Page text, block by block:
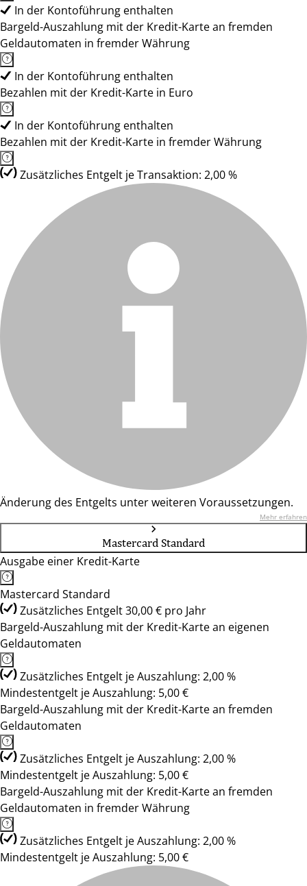
In der Kontoführung enthalten
Bargeld-Auszahlung mit der Kredit-Karte an fremden
Geldautomaten in fremder Währung
In der Kontoführung enthalten
Bezahlen mit der Kredit-Karte in Euro
In der Kontoführung enthalten
Bezahlen mit der Kredit-Karte in fremder Währung
Zusätzliches Entgelt je Transaktion: 2,00 %
Änderung des Entgelts unter weiteren Voraussetzungen.
Mehr erfahren
Mastercard Standard
Ausgabe einer Kredit-Karte
Mastercard Standard
Zusätzliches Entgelt 30,00 € pro Jahr
Bargeld-Auszahlung mit der Kredit-Karte an eigenen
Geldautomaten
Zusätzliches Entgelt je Auszahlung: 2,00 %
Mindestentgelt je Auszahlung: 5,00 €
Bargeld-Auszahlung mit der Kredit-Karte an fremden
Geldautomaten
Zusätzliches Entgelt je Auszahlung: 2,00 %
Mindestentgelt je Auszahlung: 5,00 €
Bargeld-Auszahlung mit der Kredit-Karte an fremden
Geldautomaten in fremder Währung
Zusätzliches Entgelt je Auszahlung: 2,00 %
Mindestentgelt je Auszahlung: 5,00 €